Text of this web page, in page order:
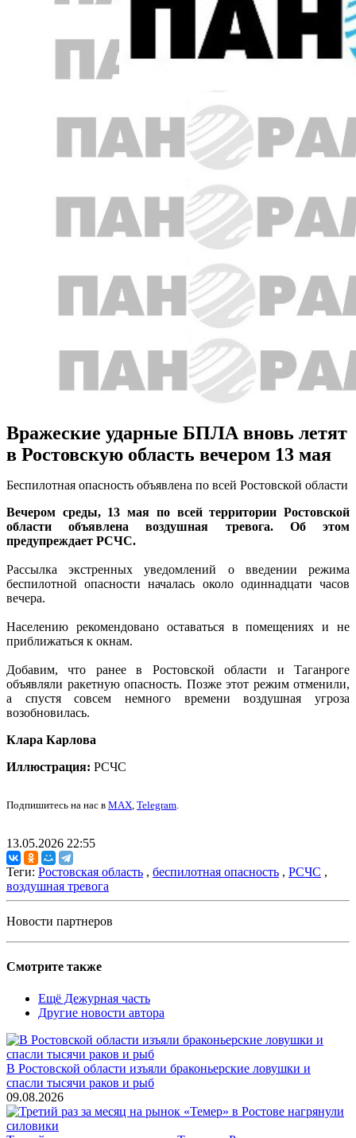
Вражеские ударные БПЛА вновь летят
в Ростовскую область вечером 13 мая
Беспилотная опасность объявлена по всей Ростовской области
Вечером среды, 13 мая по всей территории Ростовской
области объявлена воздушная тревога. Об этом
предупреждает РСЧС.
Рассылка экстренных уведомлений о введении режима
беспилотной опасности началась около одиннадцати часов
вечера.
Населению рекомендовано оставаться в помещениях и не
приближаться к окнам.
Добавим, что ранее в Ростовской области и Таганроге
объявляли ракетную опасность. Позже этот режим отменили,
а спустя совсем немного времени воздушная угроза
возобновилась.
Клара Карлова
Иллюстрация: РСЧС
Подпишитесь на нас в MAX, Telegram.
13.05.2026 22:55
Теги: Ростовская область , беспилотная опасность , РСЧС ,
воздушная тревога
Новости партнеров
Смотрите также
Ещё Дежурная часть
Другие новости автора
В Ростовской области изъяли браконьерские ловушки и
спасли тысячи раков и рыб
09.08.2026